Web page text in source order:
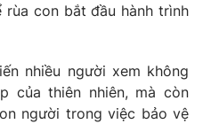
con bắt đầu hành trình
nhiều người xem không
của thiên nhiên, mà còn
người trong việc bảo vệ